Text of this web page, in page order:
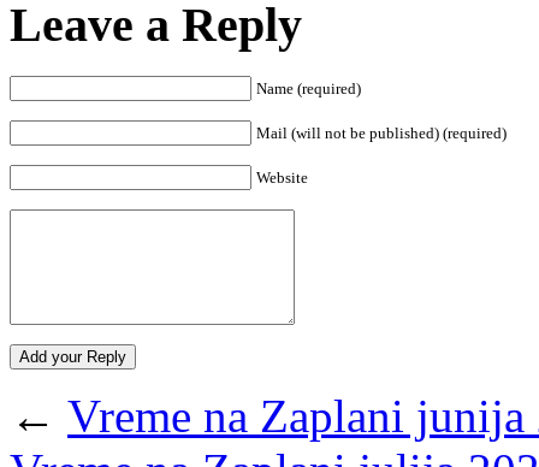
Leave a Reply
Name (required)
Mail (will not be published) (required)
Website
← Vreme na Zaplani junija